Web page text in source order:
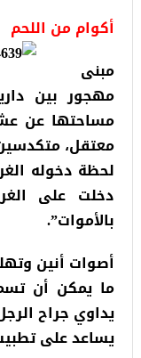
أكوام من اللحم
مبنى
مهجور بين
مساحتها عن
معتقل،
لحظة دخوله
دخلت على
بالأموات”.
أصوات أنين
ما يمكن أن
يداوي جراح
يساعد على